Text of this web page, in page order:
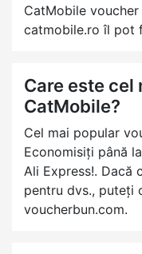
CatMobile
catmobile.ro îl pot
Care este cel
CatMobile?
Cel mai popular
Economisiți până
Ali Express!. Dacă
pentru dvs., puteți
voucherbun.com.